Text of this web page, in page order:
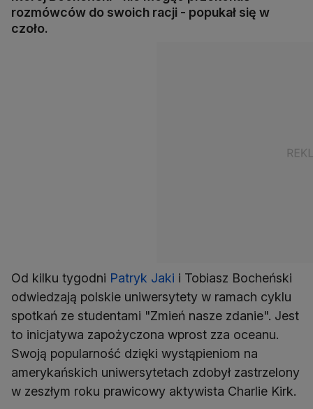
rozmówców do swoich racji - popukał się w
czoło.
Od kilku tygodni Patryk Jaki i Tobiasz Bocheński
odwiedzają polskie uniwersytety w ramach cyklu
spotkań ze studentami "Zmień nasze zdanie". Jest
to inicjatywa zapożyczona wprost zza oceanu.
Swoją popularność dzięki wystąpieniom na
amerykańskich uniwersytetach zdobył zastrzelony
w zeszłym roku prawicowy aktywista Charlie Kirk.